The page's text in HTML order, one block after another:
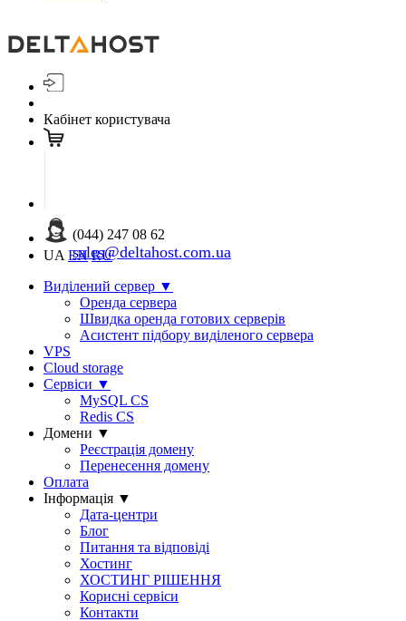
Кабінет користувача
(044) 247 08 62
sales@deltahost.com.ua
UA EN RU
Виділений сервер ▼
Оренда сервера
Швидка оренда готових серверів
Асистент підбору виділеного сервера
VPS
Cloud storage
Сервіси ▼
MySQL CS
Redis CS
Домени ▼
Реєстрація домену
Перенесення домену
Оплата
Інформація ▼
Дата-центри
Блог
Питання та відповіді
Хостинг
ХОСТИНГ РІШЕННЯ
Корисні сервіси
Контакти